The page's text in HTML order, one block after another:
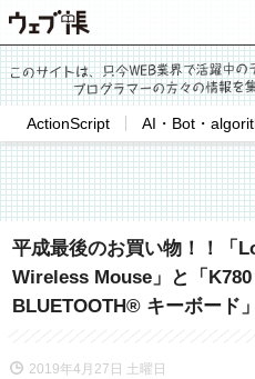
ActionScript AI・Bot・
平成最後のお買い物！！「
Wireless Mouse」と「
BLUETOOTH® キーボード
2019年4月27日 土曜日